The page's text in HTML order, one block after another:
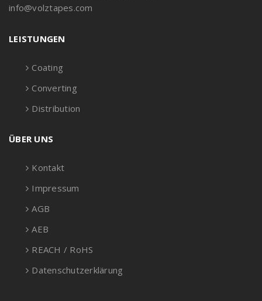
info@volztapes.com
LEISTUNGEN
Coating
Converting
Distribution
ÜBER UNS
Kontakt
Impressum
AGB
AEB
REACH / RoHS
Datenschutzerklärung